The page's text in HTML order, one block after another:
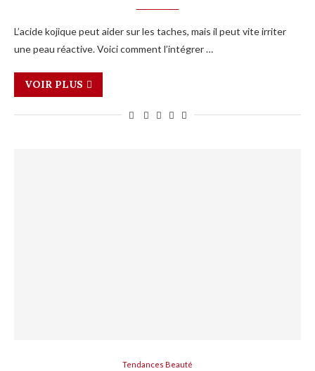
L’acide kojique peut aider sur les taches, mais il peut vite irriter
une peau réactive. Voici comment l’intégrer …
VOIR PLUS
Tendances Beauté